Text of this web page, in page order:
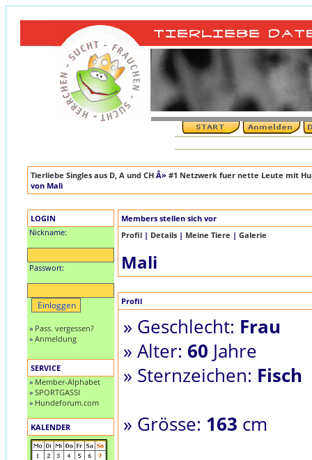
Tierliebe Singles aus D, A und CH Â» #1 Netzwerk fuer nette Leute mit
von Mali
LOGIN
Nickname:
Passwort:
» Pass. vergessen?
» Anmeldung
SERVICE
» Member-Alphabet
» SPORTGASSI
» Hundeforum.com
KALENDER
Members stellen sich vor
Profil | Details | Meine Tiere | Galerie
Mali
Profil
» Geschlecht: Frau
» Alter: 60 Jahre
» Sternzeichen: Fisch
» Grösse: 163 cm